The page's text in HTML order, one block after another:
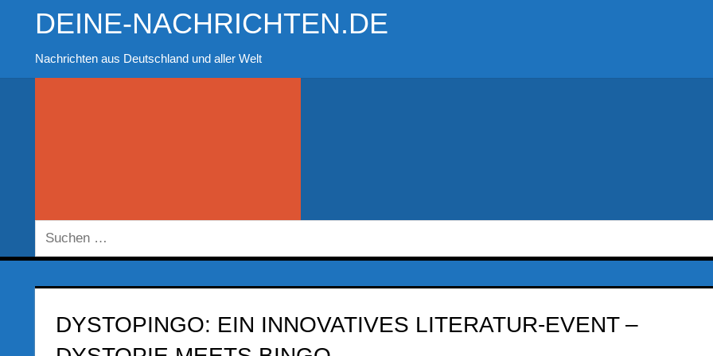
springen
DEINE-NACHRICHTEN.DE
Nachrichten aus Deutschland und aller Welt
Suchen
nach:
DYSTOPINGO: EIN INNOVATIVES LITERATUR-EVENT –